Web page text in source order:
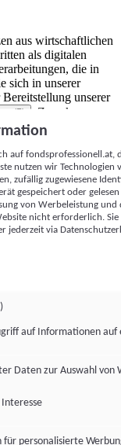
aus wirtschaftlichen
als digitalen
die in
sich in unserer
Bereitstellung unserer
(5)
. Zwecke:
von Werbeleistung
(z. B. login-
mit anderen
usw.) auf
werden, um es
oder einer Webseite
hier aufgeführten
auf
nutzen wir Technologien
zufällig zugewiesene
gespeichert oder
von Werbeleistung
nicht erforderlich.
jederzeit via
auf Informationen auf
Daten zur Auswahl von
für personalisierte